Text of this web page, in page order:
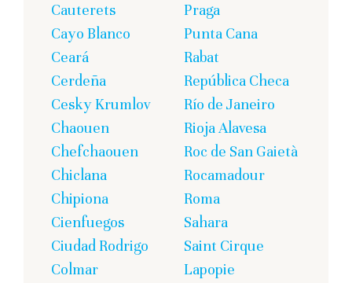
Cauterets
Cayo Blanco
Ceará
Cerdeña
Cesky Krumlov
Chaouen
Chefchaouen
Chiclana
Chipiona
Cienfuegos
Ciudad Rodrigo
Colmar
Praga
Punta Cana
Rabat
República Checa
Río de Janeiro
Rioja Alavesa
Roc de San Gaietà
Rocamadour
Roma
Sahara
Saint Cirque
Lapopie